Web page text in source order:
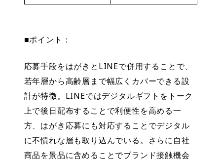
■ポイント：
応募手段をはがきとLINEで併用することで、
若年層から高齢層まで幅広くカバーできる設
計が特徴。LINEではデジタルギフトをトーク
上で後日配布することで利便性を高める一
方、はがき応募にも対応することでデジタル
に不慣れな層も取り込んでいる。さらに自社
商品を景品に含めることでブランド接触機会